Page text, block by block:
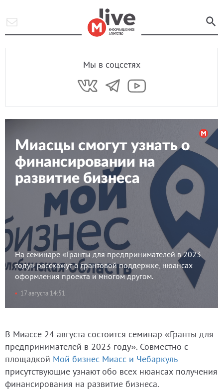
Мы в соцсетях
Миасцы смогут узнать о
финансировании на
развитие бизнеса
На семинаре «Гранты для предпринимателей в 2023
году» расскажут о грантовой поддержке, нюансах
оформления проекта и многом другом.
17 августа 14:51
В Миассе 24 августа состоится семинар «Гранты для
предпринимателей в 2023 году». Совместно с
площадкой Мой бизнес Миасс и Чебаркуль
присутствующие узнают обо всех нюансах получения
финансирования на развитие бизнеса.